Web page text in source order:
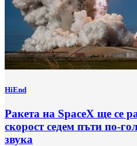
HiEnd
Ракета на SpaceX ще се
скорост седем пъти по-
звука